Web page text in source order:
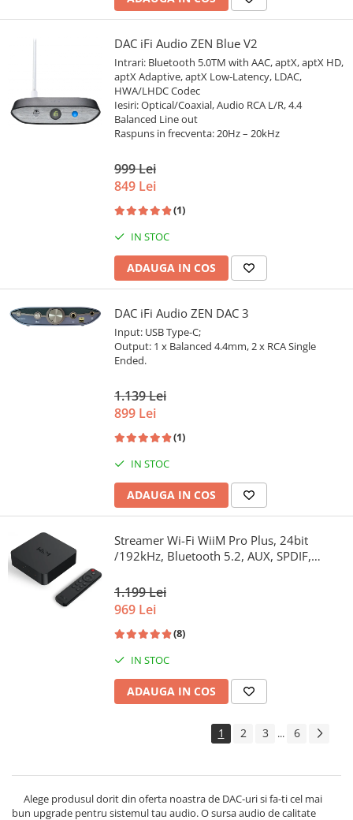
DAC iFi Audio ZEN Blue V2
Intrari: Bluetooth 5.0TM with AAC, aptX, aptX HD,
aptX Adaptive, aptX Low-Latency, LDAC,
HWA/LHDC Codec
Iesiri: Optical/Coaxial, Audio RCA L/R, 4.4
Balanced Line out
Raspuns in frecventa: 20Hz – 20kHz
999 Lei
849 Lei
(1)
IN STOC
ADAUGA IN COS
DAC iFi Audio ZEN DAC 3
Input: USB Type-C;
Output: 1 x Balanced 4.4mm, 2 x RCA Single
Ended.
1.139 Lei
899 Lei
(1)
IN STOC
ADAUGA IN COS
Streamer Wi-Fi WiiM Pro Plus, 24bit
/192kHz, Bluetooth 5.2, AUX, SPDIF,
1.199 Lei
969 Lei
(8)
IN STOC
ADAUGA IN COS
1 2 3 ... 6
Alege produsul dorit din oferta noastra de DAC-uri si fa-ti cel mai
bun upgrade pentru sistemul tau audio. O sursa audio de calitate